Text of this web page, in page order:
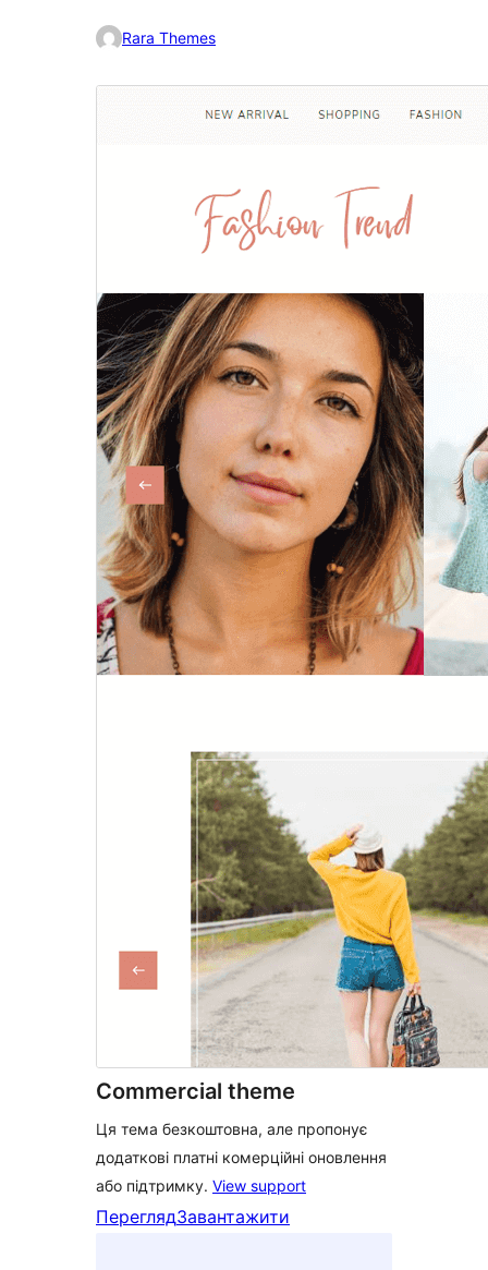
Rara Themes
Commercial theme
Ця тема безкоштовна, але пропонує
додаткові платні комерційні оновлення
або підтримку. View support
ПереглядЗавантажити